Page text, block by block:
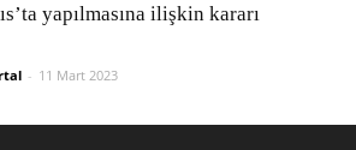
yapılmasına ilişkin kararı
- 11 Mart 2023